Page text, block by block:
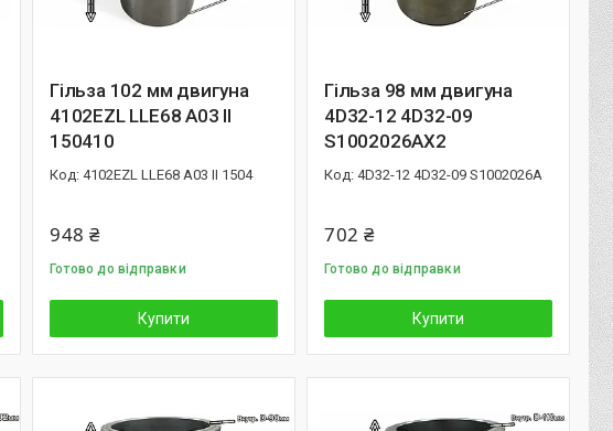
Гільза 102 мм двигуна
4102EZL LLE68 A03 II
150410
4102EZL LLE68 A03 II 1504
948 ₴
Готово до відправки
Купити
Гільза 98 мм двигуна
4D32-12 4D32-09
S1002026AX2
4D32-12 4D32-09 S1002026A
702 ₴
Готово до відправки
Купити